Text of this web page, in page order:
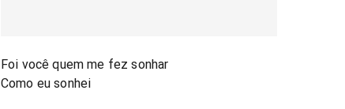
Foi você quem me fez sonhar
Como eu sonhei